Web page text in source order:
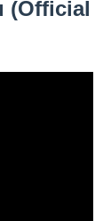
(Official